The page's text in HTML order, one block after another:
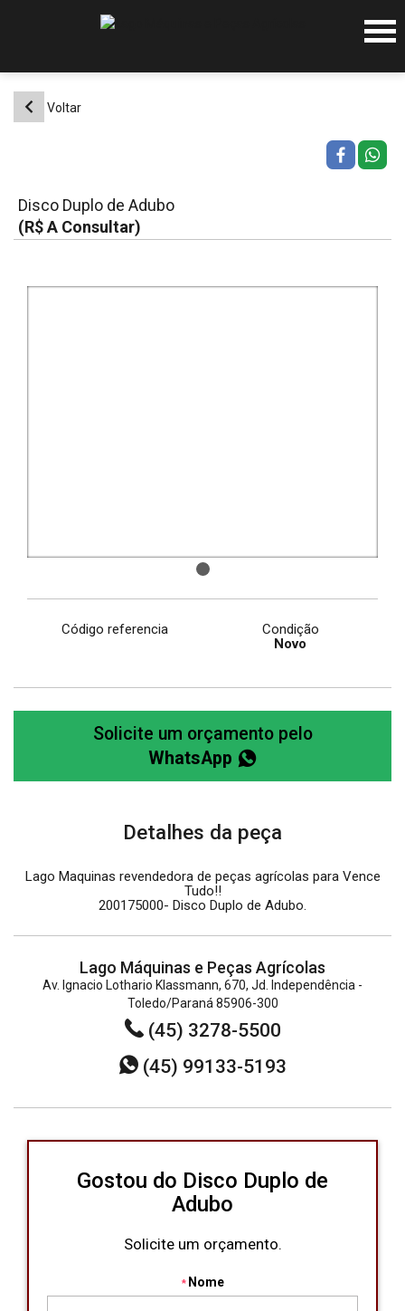
para
conteúdoVoltar
Disco Duplo de Adubo
(R$ A Consultar)
Código referencia
Condição
Novo
Solicite um orçamento pelo
WhatsApp
Detalhes da peça
Lago Maquinas revendedora de peças agrícolas para Vence
Tudo!!
200175000- Disco Duplo de Adubo.
Lago Máquinas e Peças Agrícolas
Av. Ignacio Lothario Klassmann, 670, Jd. Independência -
Toledo/Paraná 85906-300
(45) 3278-5500
(45) 99133-5193
Gostou do Disco Duplo de
Adubo
Solicite um orçamento.
Nome